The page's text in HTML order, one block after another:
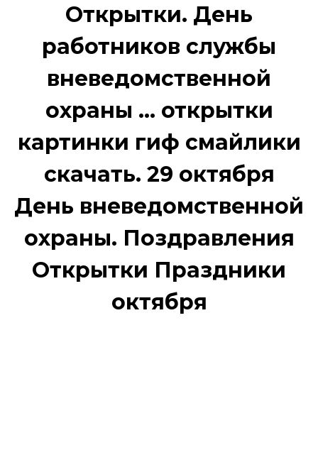
Открытки. День
работников службы
вневедомственной
охраны ... открытки
картинки гиф смайлики
скачать. 29 октября
День вневедомственной
охраны. Поздравления
Открытки Праздники
октября